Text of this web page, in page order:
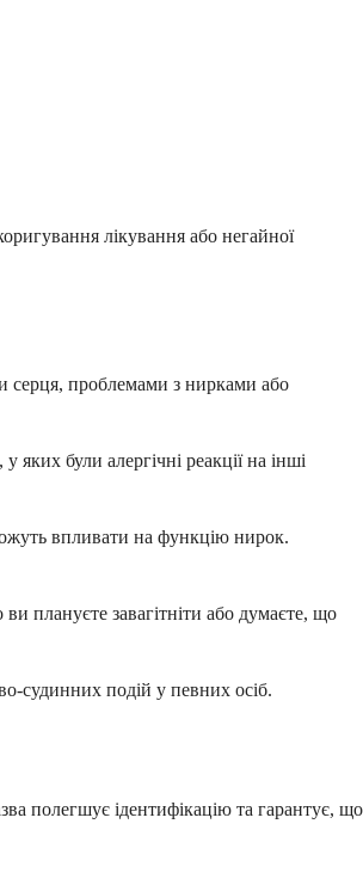
лікування або негайної
серця, проблемами з нирками або
були алергічні реакції на інші
впливати на функцію нирок.
плануєте завагітніти або думаєте, що
судинних подій у певних осіб.
полегшує ідентифікацію та гарантує, що